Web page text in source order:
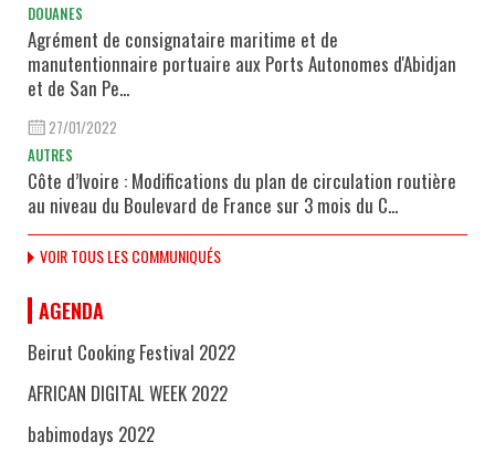
DOUANES
Agrément de consignataire maritime et de
manutentionnaire portuaire aux Ports Autonomes d'Abidjan
et de San Pe...
27/01/2022
AUTRES
Côte d’Ivoire : Modifications du plan de circulation routière
au niveau du Boulevard de France sur 3 mois du C...
VOIR TOUS LES COMMUNIQUÉS
AGENDA
Beirut Cooking Festival 2022
AFRICAN DIGITAL WEEK 2022
babimodays 2022